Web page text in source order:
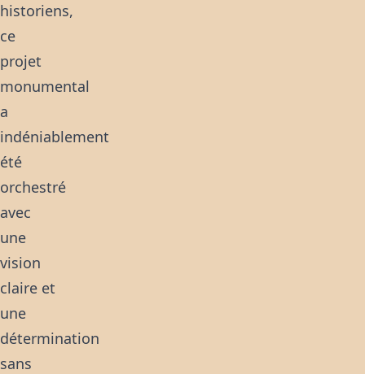
historiens,
ce
projet
monumental
a
indéniablement
été
orchestré
avec
une
vision
claire et
une
détermination
sans